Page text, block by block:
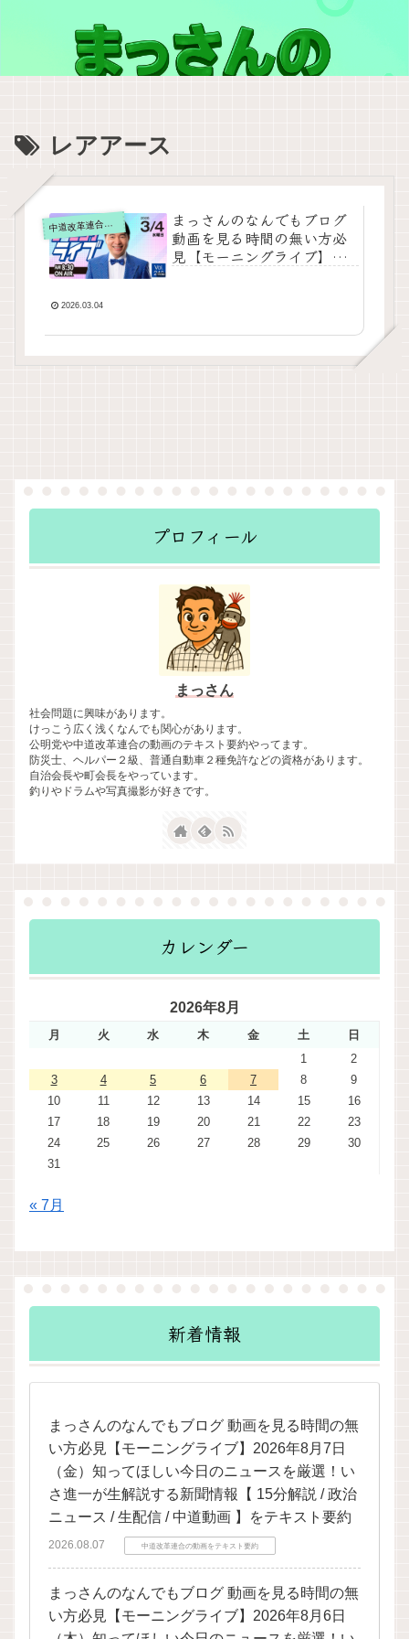
レアアース
中道改革連合の動画をテキスト要約
まっさんのなんでもブログ
動画を見る時間の無い方必
見【モーニングライブ】
新聞情報【 15分解説 政治
ト要約
2026.03.04
プロフィール
まっさん
社会問題に興味があります。
けっこう広く浅くなんでも関心があります。
公明党や中道改革連合の動画のテキスト要約やってます。
防災士、ヘルパー２級、普通自動車２種免許などの資格があります。
自治会長や町会長をやっています。
釣りやドラムや写真撮影が好きです。
カレンダー
2026年8月
月 火 水 木 金 土
日
1
2
3
4 5 6 7 8
9
10
11 12 13 14 15
16
17
18 19 20 21 22
23
24
25 26 27 28 29
30
31
« 7月
新着情報
まっさんのなんでもブログ 動画を見る時間の無
い方必見【モーニングライブ】2026年8月7日
（金）知ってほしい今日のニュースを厳選！い
さ進一が生解説する新聞情報【 15分解説 / 政治
ニュース / 生配信 / 中道動画 】をテキスト要約
2026.08.07 中道改革連合の動画をテキスト要約
まっさんのなんでもブログ 動画を見る時間の無
い方必見【モーニングライブ】2026年8月6日